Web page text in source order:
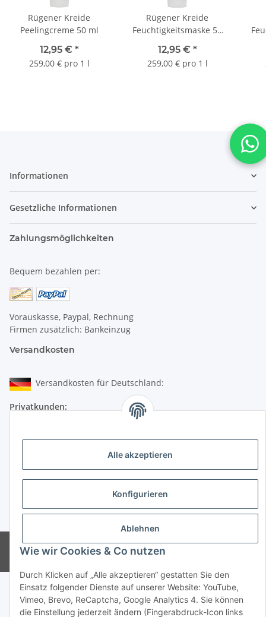
Alle akzeptieren
Konfigurieren
Ablehnen
Wie wir Cookies & Co nutzen
Durch Klicken auf „Alle akzeptieren“ gestatten Sie den
Einsatz folgender Dienste auf unserer Website: YouTube,
Vimeo, Brevo, ReCaptcha, Google Analytics 4. Sie können
die Einstellung jederzeit ändern (Fingerabdruck-Icon links
Rügener Kreide
Peelingcreme 50 ml
12,95 € *
259,00 € pro 1 l
Rügener Kreide
Feuchtigkeitsmaske 50
12,95 € *
259,00 € pro 1 l
Informationen
Gesetzliche Informationen
Zahlungsmöglichkeiten
Bequem bezahlen per:
Vorauskasse, Paypal, Rechnung
Firmen zusätzlich: Bankeinzug
Versandkosten
Versandkosten für Deutschland:
Privatkunden:
versandkostenfrei ab 25 € (darunter 6 €)
Firmenkunden:
versandkostenfrei ab 50 € (darunter 7 €)
Wir liefern per DHL Paket (auch an Packstationen)
* Alle Preise inkl. gesetzlicher USt., zzgl.Versand
© CMD Naturkosmetik
Powered byJTL-Shop